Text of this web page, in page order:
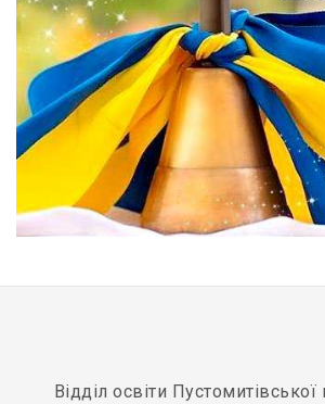
Відділ освіти Пустомитівської